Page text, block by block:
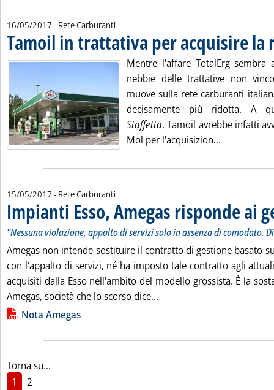
16/05/2017 - Rete Carburanti
Tamoil in trattativa per acquisire la
Mentre l'affare TotalErg sembra
nebbie delle trattative non
muove sulla rete carburanti
decisamente più ridotta. A
Staffetta, Tamoil avrebbe infatti
Mol per l'acquisizion...
15/05/2017 - Rete Carburanti
Impianti Esso, Amegas risponde ai
“Nessuna violazione, appalto di servizi solo in assenza di comodato.
Amegas non intende sostituire il contratto di gestione basato
con l'appalto di servizi, né ha imposto tale contratto agli
acquisiti dalla Esso nell'ambito del modello grossista. È la
Amegas, società che lo scorso dice...
Lista allegati PDF alla notizia
Nota Amegas
Torna su...
1
2